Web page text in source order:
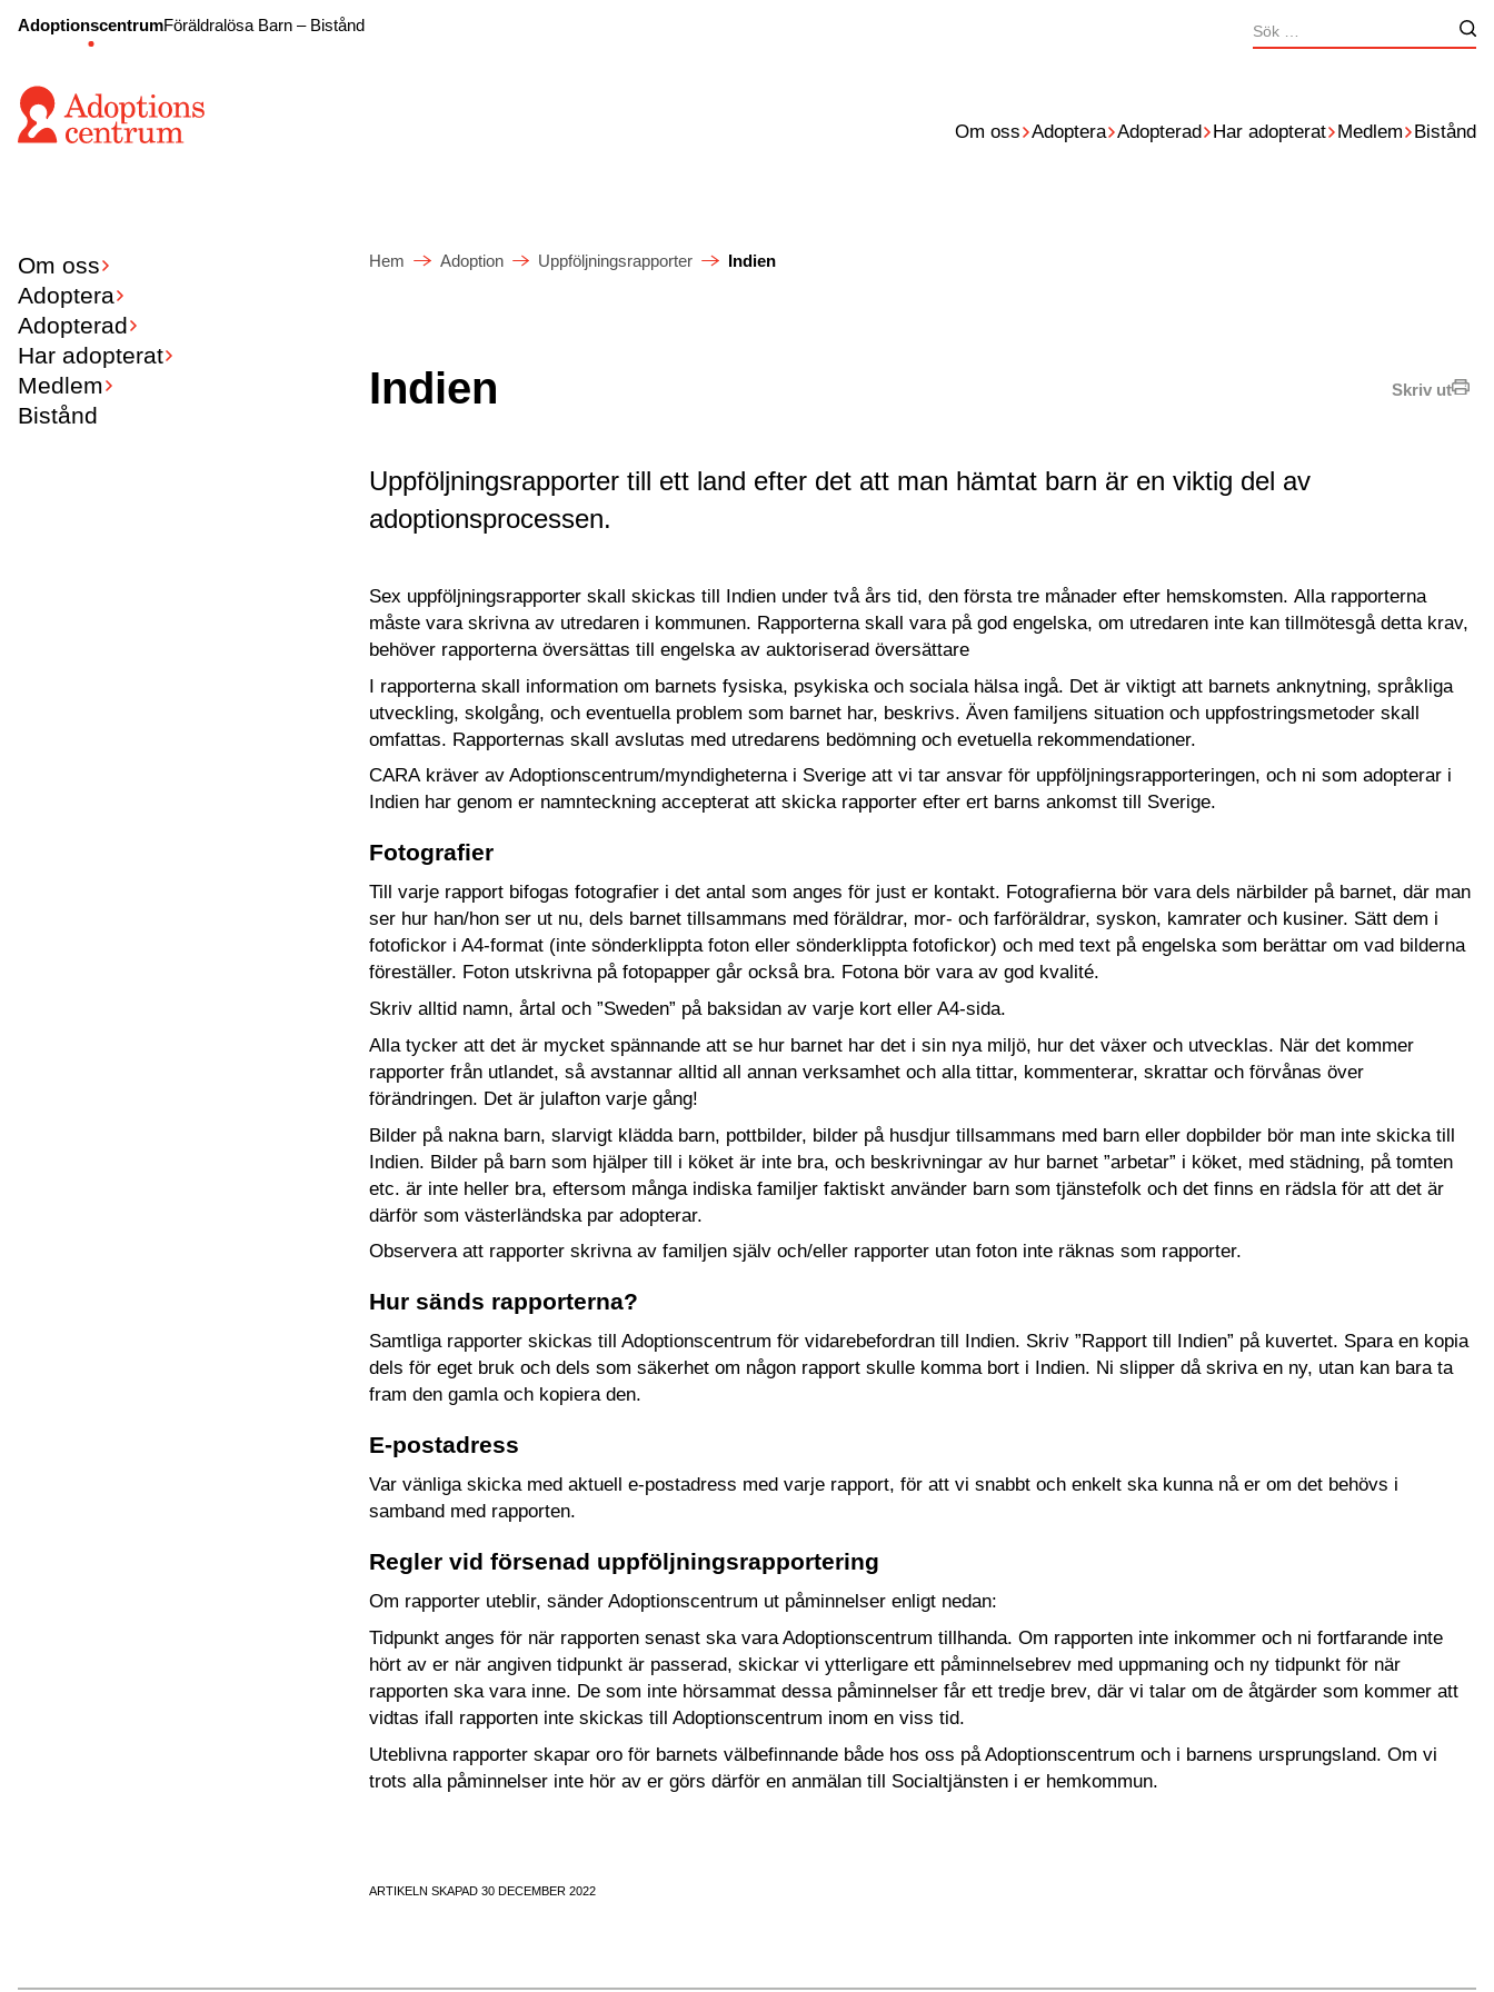
AdoptionscentrumFöräldralösa Barn – Bistånd
Sök
efter:
Om oss Adoptera Adopterad Har adopterat Medlem Bistånd
Om oss
Adoptera
Adopterad
Har adopterat
Medlem
Bistånd
Hem Adoption Uppföljningsrapporter Indien
Skriv ut
Indien
Uppföljningsrapporter till ett land efter det att man hämtat barn är en viktig del av
adoptionsprocessen.
Sex uppföljningsrapporter skall skickas till Indien under två års tid, den första tre månader efter hemskomsten. Alla rapporterna
måste vara skrivna av utredaren i kommunen. Rapporterna skall vara på god engelska, om utredaren inte kan tillmötesgå detta krav,
behöver rapporterna översättas till engelska av auktoriserad översättare
I rapporterna skall information om barnets fysiska, psykiska och sociala hälsa ingå. Det är viktigt att barnets anknytning, språkliga
utveckling, skolgång, och eventuella problem som barnet har, beskrivs. Även familjens situation och uppfostringsmetoder skall
omfattas. Rapporternas skall avslutas med utredarens bedömning och evetuella rekommendationer.
CARA kräver av Adoptionscentrum/myndigheterna i Sverige att vi tar ansvar för uppföljningsrapporteringen, och ni som adopterar i
Indien har genom er namnteckning accepterat att skicka rapporter efter ert barns ankomst till Sverige.
Fotografier
Till varje rapport bifogas fotografier i det antal som anges för just er kontakt. Fotografierna bör vara dels närbilder på barnet, där man
ser hur han/hon ser ut nu, dels barnet tillsammans med föräldrar, mor- och farföräldrar, syskon, kamrater och kusiner. Sätt dem i
fotofickor i A4-format (inte sönderklippta foton eller sönderklippta fotofickor) och med text på engelska som berättar om vad bilderna
föreställer. Foton utskrivna på fotopapper går också bra. Fotona bör vara av god kvalité.
Skriv alltid namn, årtal och ”Sweden” på baksidan av varje kort eller A4-sida.
Alla tycker att det är mycket spännande att se hur barnet har det i sin nya miljö, hur det växer och utvecklas. När det kommer
rapporter från utlandet, så avstannar alltid all annan verksamhet och alla tittar, kommenterar, skrattar och förvånas över
förändringen. Det är julafton varje gång!
Bilder på nakna barn, slarvigt klädda barn, pottbilder, bilder på husdjur tillsammans med barn eller dopbilder bör man inte skicka till
Indien. Bilder på barn som hjälper till i köket är inte bra, och beskrivningar av hur barnet ”arbetar” i köket, med städning, på tomten
etc. är inte heller bra, eftersom många indiska familjer faktiskt använder barn som tjänstefolk och det finns en rädsla för att det är
därför som västerländska par adopterar.
Observera att rapporter skrivna av familjen själv och/eller rapporter utan foton inte räknas som rapporter.
Hur sänds rapporterna?
Samtliga rapporter skickas till Adoptionscentrum för vidarebefordran till Indien. Skriv ”Rapport till Indien” på kuvertet. Spara en kopia
dels för eget bruk och dels som säkerhet om någon rapport skulle komma bort i Indien. Ni slipper då skriva en ny, utan kan bara ta
fram den gamla och kopiera den.
E-postadress
Var vänliga skicka med aktuell e-postadress med varje rapport, för att vi snabbt och enkelt ska kunna nå er om det behövs i
samband med rapporten.
Regler vid försenad uppföljningsrapportering
Om rapporter uteblir, sänder Adoptionscentrum ut påminnelser enligt nedan:
Tidpunkt anges för när rapporten senast ska vara Adoptionscentrum tillhanda. Om rapporten inte inkommer och ni fortfarande inte
hört av er när angiven tidpunkt är passerad, skickar vi ytterligare ett påminnelsebrev med uppmaning och ny tidpunkt för när
rapporten ska vara inne. De som inte hörsammat dessa påminnelser får ett tredje brev, där vi talar om de åtgärder som kommer att
vidtas ifall rapporten inte skickas till Adoptionscentrum inom en viss tid.
Uteblivna rapporter skapar oro för barnets välbefinnande både hos oss på Adoptionscentrum och i barnens ursprungsland. Om vi
trots alla påminnelser inte hör av er görs därför en anmälan till Socialtjänsten i er hemkommun.
ARTIKELN SKAPAD 30 DECEMBER 2022